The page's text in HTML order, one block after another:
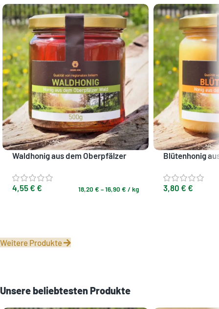
Waldhonig aus dem Oberpfälzer
4,55 € € 18,20 € –16,90 € /kg
Blütenhonig
3,80 € €
Weitere Produkte
Unsere beliebtesten Produkte